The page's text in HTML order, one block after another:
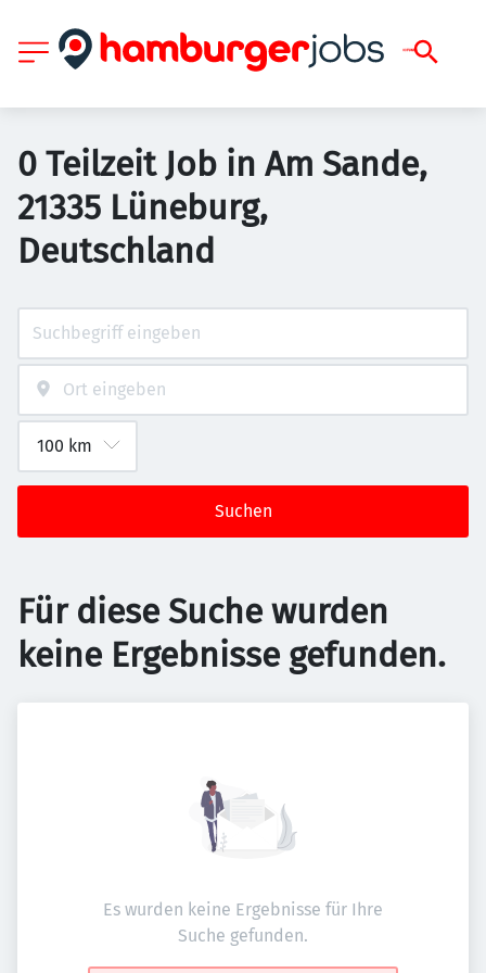
0 Teilzeit Job in Am Sande,
21335 Lüneburg,
Deutschland
Suchen
Für diese Suche wurden
keine Ergebnisse gefunden.
Es wurden keine Ergebnisse für Ihre
Suche gefunden.